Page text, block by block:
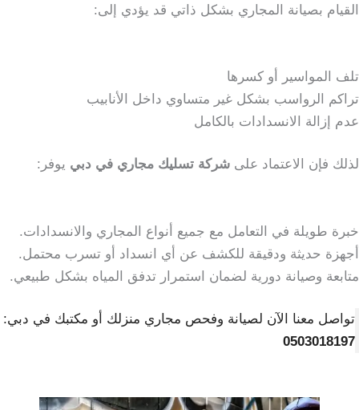
القيام بصيانة المجاري بشكل ذاتي قد يؤدي إلى:
تلف المواسير أو كسرها
تراكم الرواسب بشكل غير متساوي داخل الأنابيب
عدم إزالة الانسدادات بالكامل
لذلك فإن الاعتماد على شركة تسليك مجاري في دبي يوفر:
خبرة طويلة في التعامل مع جميع أنواع المجاري والانسدادات.
أجهزة حديثة ودقيقة للكشف عن أي انسداد أو تسرب محتمل.
متابعة وصيانة دورية لضمان استمرار تدفق المياه بشكل طبيعي.
تواصل معنا الآن لصيانة وفحص مجاري منزلك أو مكتبك في دبي:
0503018197